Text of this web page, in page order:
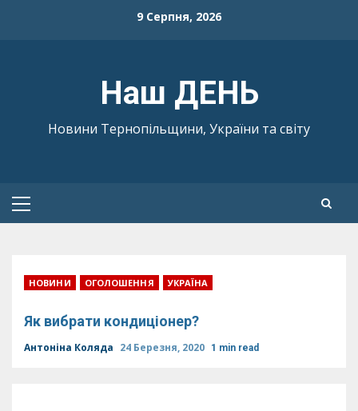
9 Серпня, 2026
Наш ДЕНЬ
Новини Тернопільщини, України та світу
Primary
НОВИНИ ОГОЛОШЕННЯ УКРАЇНА
Як вибрати кондиціонер?
Антоніна Коляда 24 Березня, 2020 1 min read